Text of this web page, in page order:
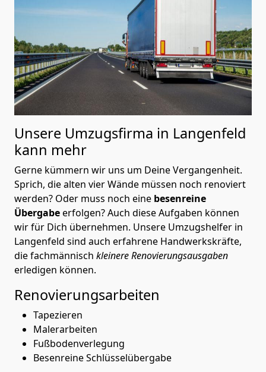
Unsere Umzugsfirma in Langenfeld
kann mehr
Gerne kümmern wir uns um Deine Vergangenheit.
Sprich, die alten vier Wände müssen noch renoviert
werden? Oder muss noch eine besenreine
Übergabeerfolgen? Auch diese Aufgaben können
wir für Dich übernehmen. Unsere Umzugshelfer in
Langenfeld sind auch erfahrene Handwerkskräfte,
die fachmännisch kleinere Renovierungsausgaben
erledigen können.
Renovierungsarbeiten
Tapezieren
Malerarbeiten
Fußbodenverlegung
Besenreine Schlüsselübergabe